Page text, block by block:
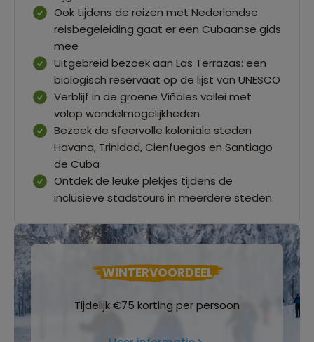
Ook tijdens de reizen met Nederlandse
reisbegeleiding gaat er een Cubaanse gids
mee
Uitgebreid bezoek aan Las Terrazas: een
biologisch reservaat op de lijst van UNESCO
Verblijf in de groene Viñales vallei met
volop wandelmogelijkheden
Bezoek de sfeervolle koloniale steden
Havana, Trinidad, Cienfuegos en Santiago
de Cuba
Ontdek de leuke plekjes tijdens de
inclusieve stadstours in meerdere steden
WINTERVOORDEEL
Tijdelijk €75 korting per persoon